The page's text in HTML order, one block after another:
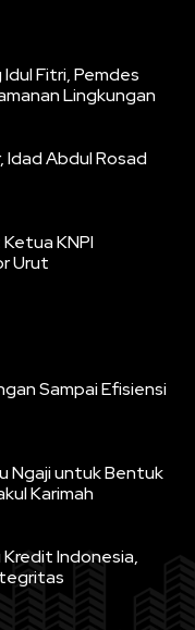
Fitri, Pemdes
Lingkungan
Idad Abdul Rosad
KNPI
Urut
Sampai Efisiensi
Ngaji untuk Bentuk
Karimah
Indonesia,